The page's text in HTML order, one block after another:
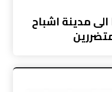
مدينة اشباح